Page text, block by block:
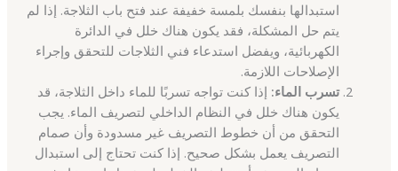
استبدالها بنفسك بلمسة خفيفة عند فتح باب الثلاجة. إذا لم
يتم حل المشكلة، فقد يكون هناك خلل في الدائرة
الكهربائية، ويفضل استدعاء فني الثلاجات للتحقق وإجراء
الإصلاحات اللازمة.
تسرب الماء: إذا كنت تواجه تسربًا للماء داخل الثلاجة، قد
يكون هناك خلل في النظام الداخلي لتصريف الماء. يجب
التحقق من أن خطوط التصريف غير مسدودة وأن صمام
التصريف يعمل بشكل صحيح. إذا كنت تحتاج إلى استبدال